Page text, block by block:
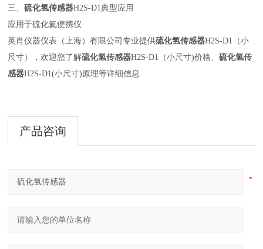
三、硫化氢传感器H2S-D1典型应用
应用于硫化氦便携仪
英肖仪器仪表（上海）有限公司专业提供硫化氢传感器H2S-D1（小
尺寸），欢迎您了解硫化氢传感器H2S-D1（小尺寸)价格、硫化氢传
感器H2S-D1(小尺寸)原理等详细信息
产品咨询